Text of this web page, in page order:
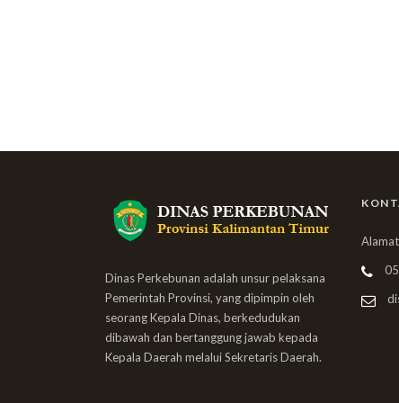
Dinas Perkebunan adalah unsur pelaksana
Pemerintah Provinsi, yang dipimpin oleh
seorang Kepala Dinas, berkedudukan
dibawah dan bertanggung jawab kepada
Kepala Daerah melalui Sekretaris Daerah.